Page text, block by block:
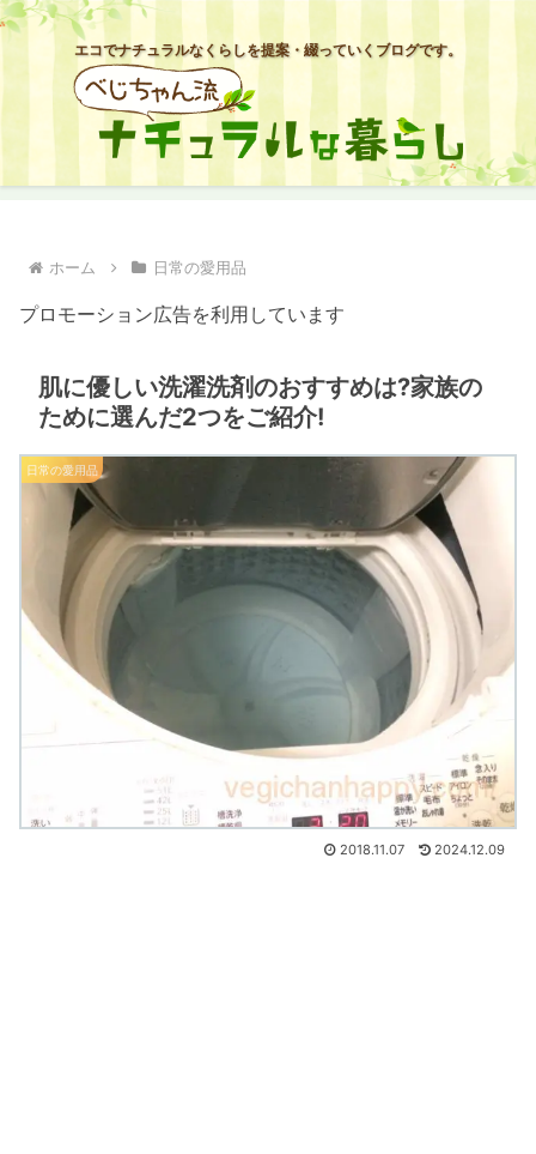
エコでナチュラルなくらしを提案・綴っていくブログです。
ホーム 日常の愛用品
プロモーション広告を利用しています
肌に優しい洗濯洗剤のおすすめは?家族の
ために選んだ2つをご紹介!
日常の愛用品
2018.11.07 2024.12.09